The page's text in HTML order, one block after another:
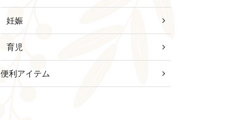
妊娠
育児
便利アイテム